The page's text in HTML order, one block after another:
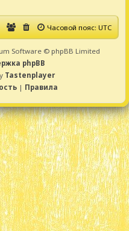
Часовой пояс:UTC
Software © phpBB Limited
phpBB
Tastenplayer
| Правила